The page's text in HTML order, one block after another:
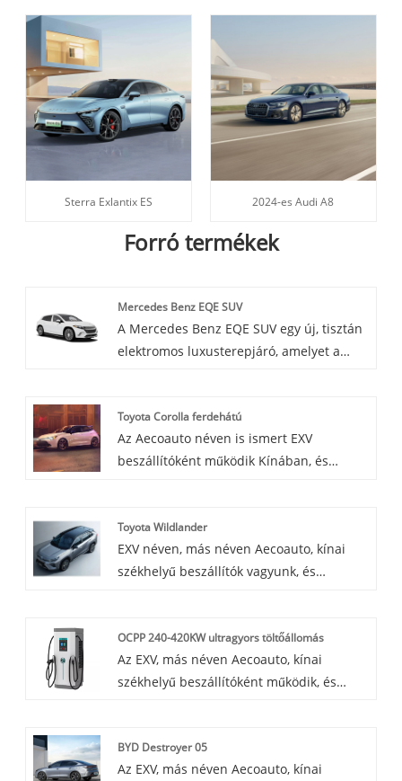
Sterra Exlantix ES 2024-es Audi A8
Forró termékek
Mercedes Benz EQE SUV
A Mercedes Benz EQE SUV egy új, tisztán
elektromos luxusterepjáró, amelyet a
járművek környezetvédelmi
teljesítményével ötvözi, és új vezetési
élményt nyújt a fogyasztóknak.
Toyota Corolla ferdehátú
Az Aecoauto néven is ismert EXV
beszállítóként működik Kínában, és
ferdehátú kompakt ferdehátú, sportos
megjelenéssel és irányíthatósággal,
ideális fiatalok és családok számára,
Toyota Wildlander
EXV néven, más néven Aecoauto, kínai
székhelyű beszállítók vagyunk, és
Wildlander egy nagy terepjáró, amelyet
erőteljes terepjáró képességei és tágas
belső terei miatt dicsértek.
OCPP 240-420KW ultragyors töltőállomás
Az EXV, más néven Aecoauto, kínai
székhelyű beszállítóként működik, és
420KW ultragyors töltőállomás. Az OCPP
240-420KW Ultra Fast Charging Station
BYD Destroyer 05
Az EXV, más néven Aecoauto, kínai